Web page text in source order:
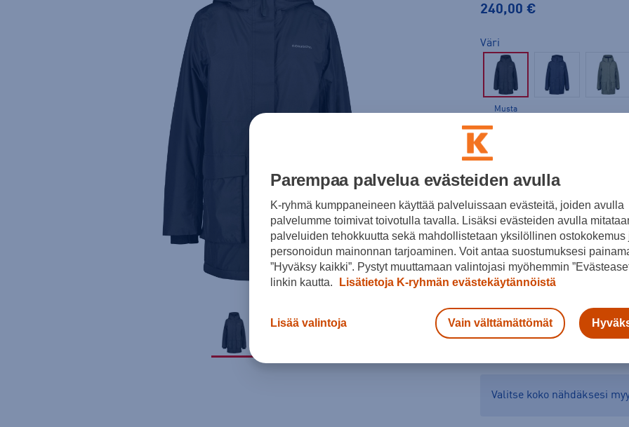
240,00 €
Väri
Musta
Koko
Kokotaulukko
Tarkista saatavuus ja
Valitse koko nähdäksesi
Parempaa palvelua evästeiden avulla
K-ryhmä kumppaneineen käyttää palveluissaan evästeitä, joiden avulla
palvelumme toimivat toivotulla tavalla. Lisäksi evästeiden avulla
palveluiden tehokkuutta sekä mahdollistetaan yksilöllinen ostokokemus
personoidun mainonnan tarjoaminen. Voit antaa suostumuksesi
”Hyväksy kaikki”. Pystyt muuttamaan valintojasi myöhemmin
linkin kautta.
Lisätietoja K-ryhmän evästekäytännöistä
Lisää valintoja Vain välttämättömät